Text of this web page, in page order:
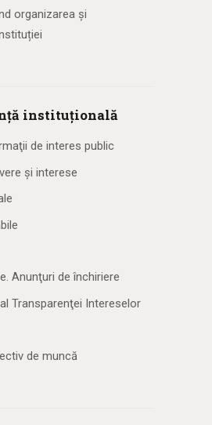
organizarea și
instituțională
de interes public
și interese
Anunţuri de închiriere
Transparenţei Intereselor
de muncă